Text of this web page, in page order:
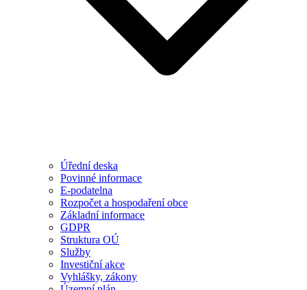
Úřední deska
Povinné informace
E-podatelna
Rozpočet a hospodaření obce
Základní informace
GDPR
Struktura OÚ
Služby
Investiční akce
Vyhlášky, zákony